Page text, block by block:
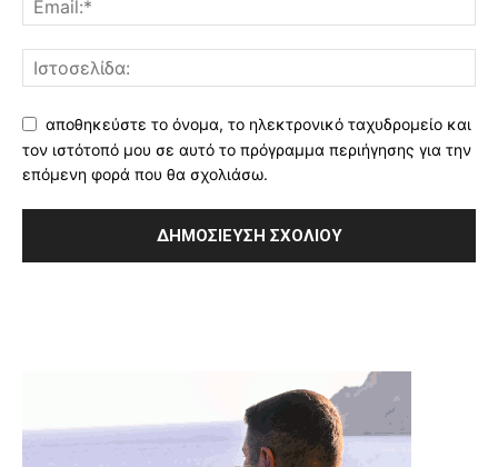
αποθηκεύστε το όνομα, το ηλεκτρονικό ταχυδρομείο και
τον ιστότοπό μου σε αυτό το πρόγραμμα περιήγησης για την
επόμενη φορά που θα σχολιάσω.